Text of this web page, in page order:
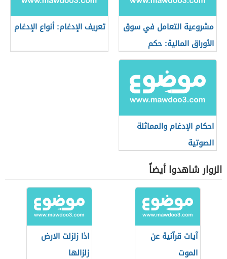
مشروعية التعامل في سوق
الأوراق المالية: حكم
التعامل في البورصة
تعريف الإدغام: أنواع الإدغام
احكام الإدغام والمماثلة
الصوتية
الزوار شاهدوا أيضاً
آيات قرآنية عن
الموت
اذا زلزلت الارض
زلزالها